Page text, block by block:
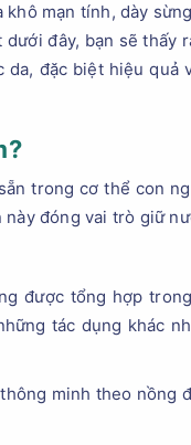
mạn tính, dày
đây, bạn sẽ thấy
đặc biệt hiệu
trong cơ thể con
đóng vai trò giữ
được tổng hợp
tác dụng khác
minh theo nồng